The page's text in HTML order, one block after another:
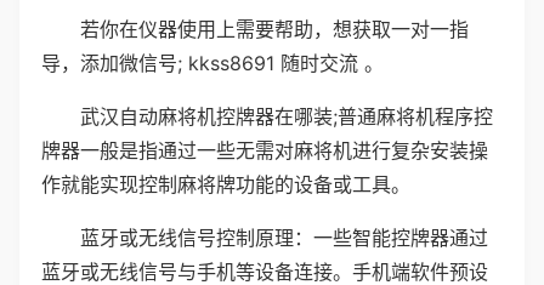
若你在仪器使用上需要帮助，想获取一对一指
导，添加微信号; kkss8691 随时交流 。
武汉自动麻将机控牌器在哪装;普通麻将机程序控
牌器一般是指通过一些无需对麻将机进行复杂安装操
作就能实现控制麻将牌功能的设备或工具。
蓝牙或无线信号控制原理：一些智能控牌器通过
蓝牙或无线信号与手机等设备连接。手机端软件预设